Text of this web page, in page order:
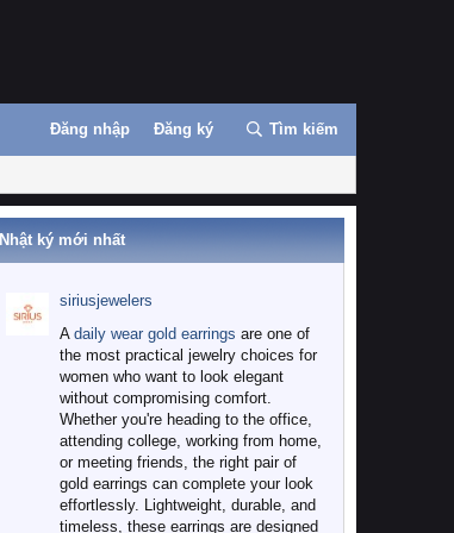
Đăng nhập Đăng ký Tìm kiếm
Nhật ký mới nhất
siriusjewelers
A daily wear gold earrings are one of
the most practical jewelry choices for
women who want to look elegant
without compromising comfort.
Whether you're heading to the office,
attending college, working from home,
or meeting friends, the right pair of
gold earrings can complete your look
effortlessly. Lightweight, durable, and
timeless, these earrings are designed